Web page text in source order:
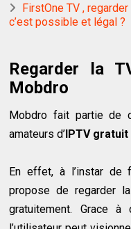
FirstOne TV ,
c’est possible et légal ?
Regarder la
Mobdro
Mobdro fait partie de
amateurs d’IPTV gratuit
En effet, à l’instar de
propose de regarder
gratuitement. Grace à